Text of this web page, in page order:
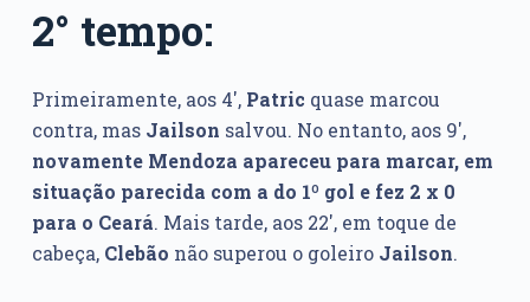
2° tempo:
Primeiramente, aos 4′, Patric quase marcou
contra, mas Jailson salvou. No entanto, aos 9′,
novamente Mendoza apareceu para marcar, em
situação parecida com a do 1º gol e fez 2 x 0
para o Ceará. Mais tarde, aos 22′, em toque de
cabeça, Clebão não superou o goleiro Jailson.